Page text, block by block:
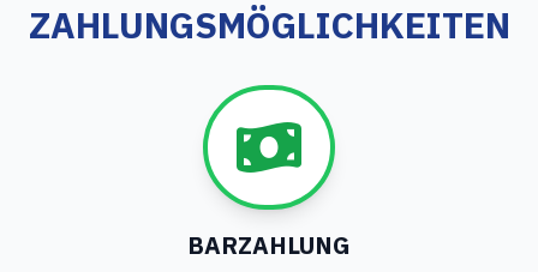
ZAHLUNGSMÖGLICHKEITEN
BARZAHLUNG